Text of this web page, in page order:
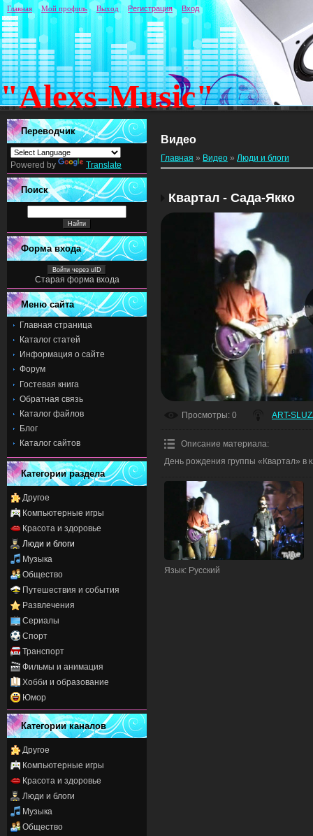
"Alexs-Music"
Главная Мой профиль Выход Регистрация Вход
Переводчик
Powered by Translate
Поиск
Форма входа
Войти через uID
Старая форма входа
Меню сайта
Главная страница
Каталог статей
Информация о сайте
Форум
Гостевая книга
Обратная связь
Каталог файлов
Блог
Каталог сайтов
Категории раздела
Другое
Компьютерные игры
Красота и здоровье
Люди и блоги
Музыка
Общество
Путешествия и события
Развлечения
Сериалы
Спорт
Транспорт
Фильмы и анимация
Хобби и образование
Юмор
Категории каналов
Другое
Компьютерные игры
Красота и здоровье
Люди и блоги
Музыка
Общество
Видео
Главная » Видео » Люди и блоги
Квартал - Сада-Якко
Просмотры: 0 ART-
Описание материала:
День рождения группы «Квартал» в
Язык: Русский